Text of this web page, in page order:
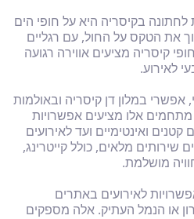
בקיסריה היא על חופי הים
את הטקס על החול, עם רגליים
קיסריה מציעים אווירה רגועה
לאירוע.
אפשרי במלון דן קיסריה ובאולמות
אלו מציעים אפשרויות
ואינטימיים ועד לאירועים
שירותים מלאים, כולל קייטרינג,
מושלמת.
לאירועים באתרים
או הנמל העתיק. אלה מספקים